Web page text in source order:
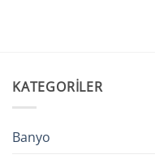
KATEGORILER
Banyo